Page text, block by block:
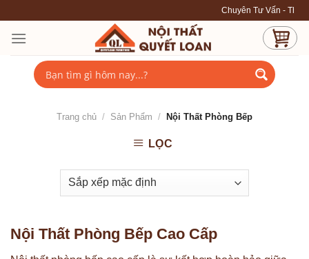
content
Chuyên Tư Vấn - Thiết Kế -
Trang chủ / Sản Phẩm / Nội Thất Phòng Bếp
LỌC
Nội Thất Phòng Bếp Cao Cấp